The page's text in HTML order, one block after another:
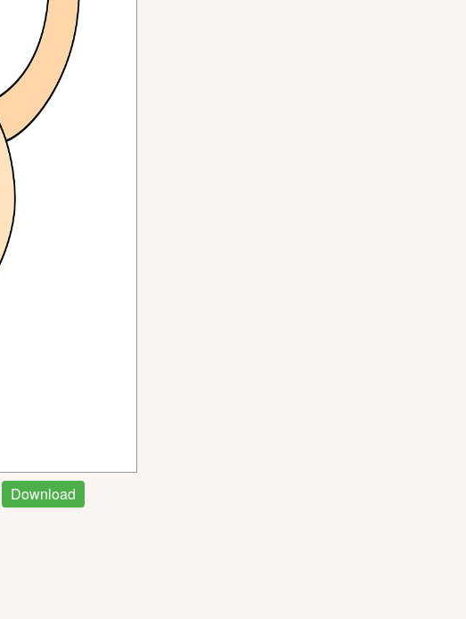
Download